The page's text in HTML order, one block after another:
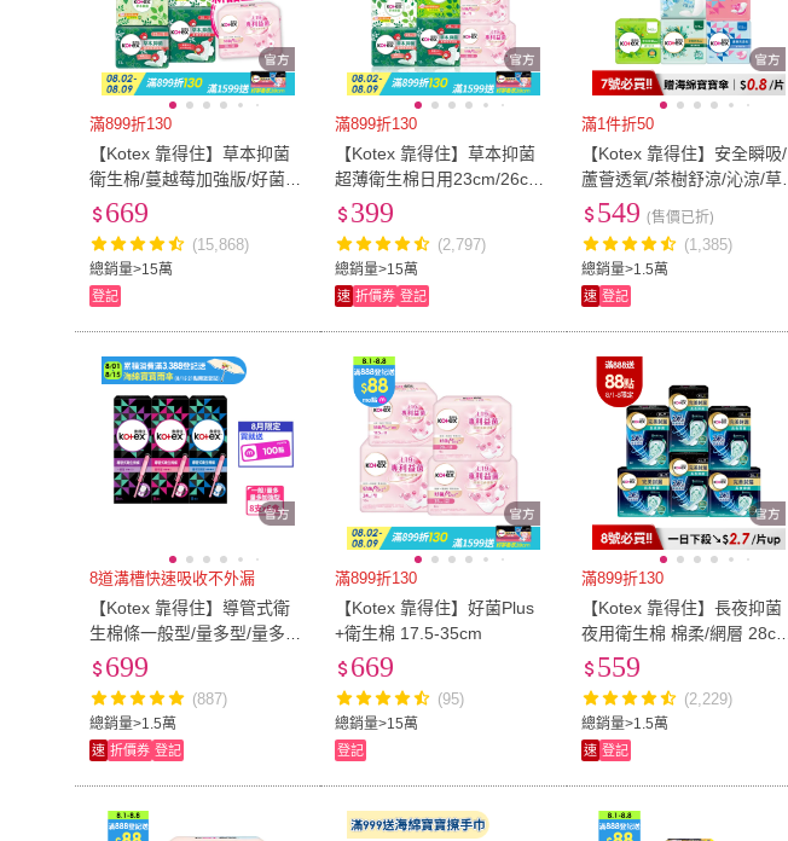
滿899折130
【Kotex 靠得住】草本抑菌
衛生棉/蔓越莓加強版/好菌Pl
us+衛生棉/護墊 17.5-35cm
總銷量>15萬
669
(15,868)
登記
滿899折130
【Kotex 靠得住】草本抑菌
超薄衛生棉日用23cm/26cm/
28cm/35cm 8包 及草本抑菌
包
總銷量>15萬
399
(2,797)
速 折價券 登記
滿1件折50
【Kotex 靠得住】安全瞬吸/
蘆薈透氧/茶樹舒涼/沁涼/草
本抑菌/木質香 箱購任選(靠
得住護墊任選 草本 涼感棉)
總銷量>1.5萬
549 (售價已折)
(1,385)
速 登記
8道溝槽快速吸收不外漏
【Kotex 靠得住】導管式衛
生棉條一般型/量多型/量多加
強 8支x6盒/箱
總銷量>1.5萬
699
(887)
速 折價券 登記
滿899折130
【Kotex 靠得住】好菌Plus
+衛生棉 17.5-35cm
總銷量>15萬
669
(95)
登記
滿899折130
【Kotex 靠得住】長夜抑菌
夜用衛生棉 棉柔/網層 28cm
168片/ 35cm 96片/ 41cm 56
總銷量>1.5萬
559
(2,229)
速 登記